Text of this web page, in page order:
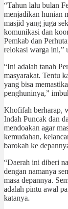
“Tahun lalu bulan
menjadikan hunian
masjid yang juga
komunikasi dan
Pemkab dan
relokasi warga ini,”
“Ini adalah tanah
masyarakat. Tentu
yang bisa
penghuninya,”
Khofifah berharap,
Indah Puncak dan
mendoakan agar
kemudahan,
barokah ke
“Daerah ini diberi
dengan namanya
masa depannya.
adalah pintu awal
katanya.